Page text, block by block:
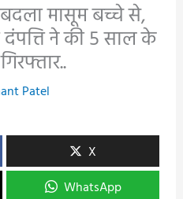
मासूम बच्चे से,
ने की 5 साल के
Patel
X
WhatsApp